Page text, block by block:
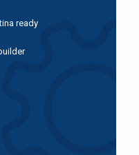
ready